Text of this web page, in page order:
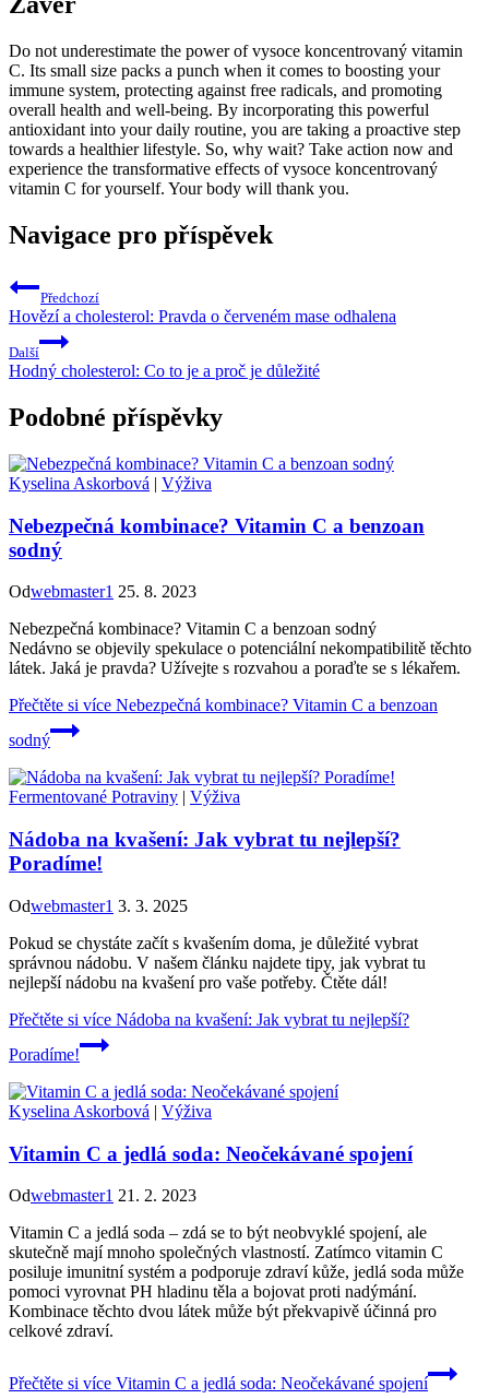
Do not underestimate the power of vysoce koncentrovaný vitamin
C. Its small size packs a punch when it comes to boosting your
immune system, protecting against free radicals, and promoting
overall health and well-being. By incorporating this powerful
antioxidant into your daily routine, you are taking a proactive step
towards a healthier lifestyle. So, why wait? Take action now and
experience the transformative effects of vysoce koncentrovaný
vitamin C for yourself. Your body will thank you.
Navigace pro příspěvek
Předchozí
Hovězí a cholesterol: Pravda o červeném mase odhalena
Další
Hodný cholesterol: Co to je a proč je důležité
Podobné příspěvky
Kyselina Askorbová | Výživa
Nebezpečná kombinace? Vitamin C a benzoan
sodný
Odwebmaster1 25. 8. 2023
Nebezpečná kombinace? Vitamin C a benzoan sodný
Nedávno se objevily spekulace o potenciální nekompatibilitě těchto
látek. Jaká je pravda? Užívejte s rozvahou a poraďte se s lékařem.
Přečtěte si více Nebezpečná kombinace? Vitamin C a benzoan
sodný
Fermentované Potraviny | Výživa
Nádoba na kvašení: Jak vybrat tu nejlepší?
Poradíme!
Odwebmaster1 3. 3. 2025
Pokud se chystáte začít s kvašením doma, je důležité vybrat
správnou nádobu. V našem článku najdete tipy, jak vybrat tu
nejlepší nádobu na kvašení pro vaše potřeby. Čtěte dál!
Přečtěte si více Nádoba na kvašení: Jak vybrat tu nejlepší?
Poradíme!
Kyselina Askorbová | Výživa
Vitamin C a jedlá soda: Neočekávané spojení
Odwebmaster1 21. 2. 2023
Vitamin C a jedlá soda – zdá se to být neobvyklé spojení, ale
skutečně mají mnoho společných vlastností. Zatímco vitamin C
posiluje imunitní systém a podporuje zdraví kůže, jedlá soda může
pomoci vyrovnat PH hladinu těla a bojovat proti nadýmání.
Kombinace těchto dvou látek může být překvapivě účinná pro
celkové zdraví.
Přečtěte si více Vitamin C a jedlá soda: Neočekávané spojení